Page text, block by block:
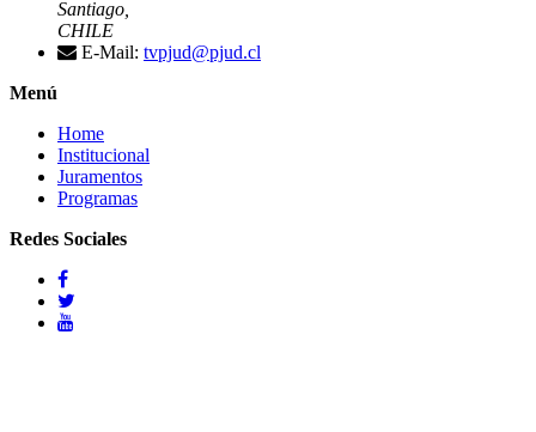
Santiago,
CHILE
E-Mail: tvpjud@pjud.cl
Menú
Home
Institucional
Juramentos
Programas
Redes Sociales